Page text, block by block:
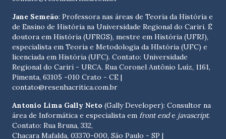
Jane Semeão: Professora nas áreas de Teoria da História e
de Ensino de História na Universidade Regional do Cariri. É
doutora em História (UFRGS), mestre em História (UFRJ),
especialista em Teoria e Metodologia da HIstória (UFC) e
licenciada em História (UFC). Contato: Universidade
Regional do Cariri - URCA. Rua Coronel Antônio Luíz, 1161,
Pimenta, 63105 -010 Crato - CE |
contato@resenhacritica.com.br
Antonio Lima Gally Neto (Gally Developer): Consultor na
área de Informática e especialista em front ende javascript.
Contato: Rua Bruna, 332,
Chacara Mafalda, 03370-000, São Paulo - SP |